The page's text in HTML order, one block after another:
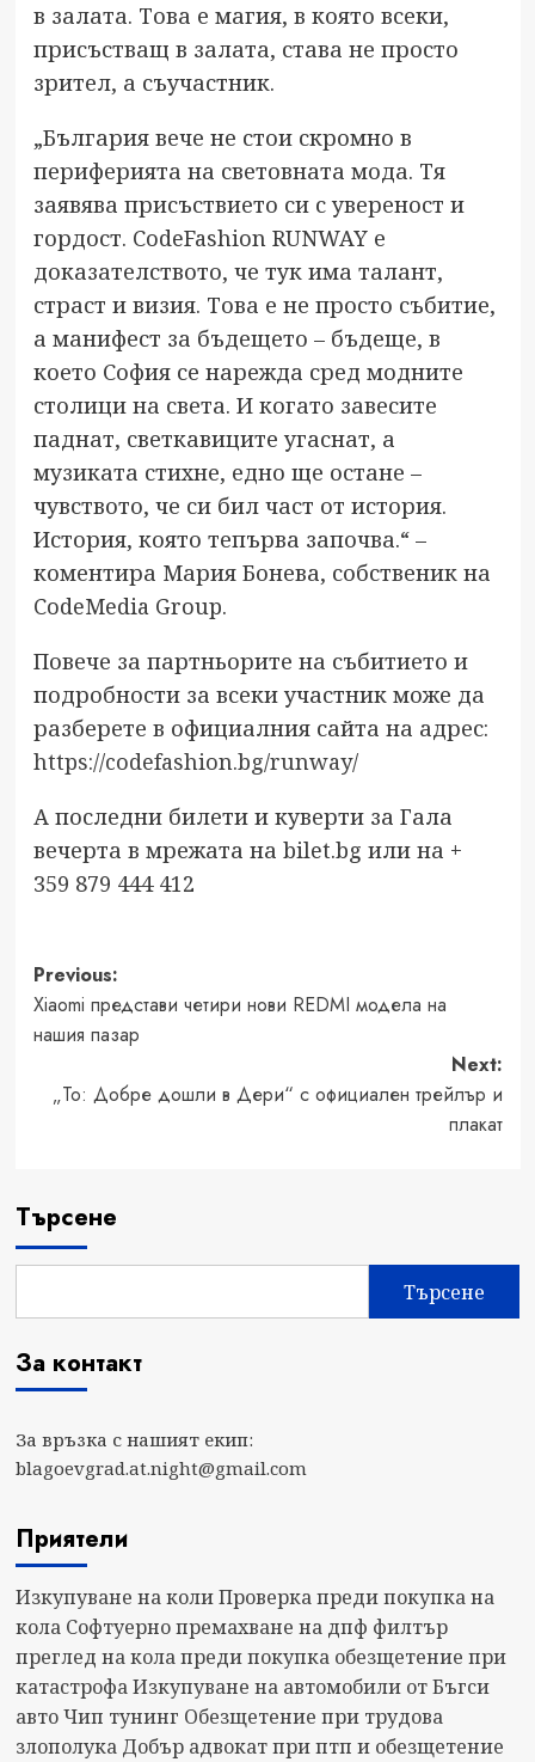
в залата. Това е магия, в която всеки,
присъстващ в залата, става не просто
зрител, а съучастник.
„България вече не стои скромно в
периферията на световната мода. Тя
заявява присъствието си с увереност и
гордост. CodeFashion RUNWAY е
доказателството, че тук има талант,
страст и визия. Това е не просто събитие,
а манифест за бъдещето – бъдеще, в
което София се нарежда сред модните
столици на света. И когато завесите
паднат, светкавиците угаснат, а
музиката стихне, едно ще остане –
чувството, че си бил част от история.
История, която тепърва започва.“ –
коментира Мария Бонева, собственик на
CodeMedia Group.
Повече за партньорите на събитието и
подробности за всеки участник може да
разберете в официалния сайта на адрес:
https://codefashion.bg/runway/
А последни билети и куверти за Гала
вечерта в мрежата на bilet.bg или на +
359 879 444 412
Post
navigation
Previous:
Xiaomi представи четири нови REDMI модела на
нашия пазар
Next:
„То: Добре дошли в Дери“ с официален трейлър и
плакат
Търсене
Търсене
За контакт
За връзка с нашият екип:
blagoevgrad.at.night@gmail.com
Приятели
Изкупуване на коли Проверка преди покупка на
кола Софтуерно премахване на дпф филтър
преглед на кола преди покупка обезщетение при
катастрофа Изкупуване на автомобили от Бъгси
авто Чип тунинг Обезщетение при трудова
злополука Добър адвокат при птп и обезщетение